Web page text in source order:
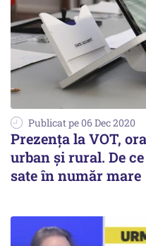
Publicat pe 06 Dec 2020
Prezenţa la VOT,
urban şi rural. De
sate în număr mare